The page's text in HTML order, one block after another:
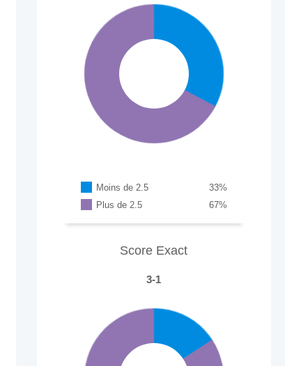
Moins de 2.5 %
33
Plus de 2.5
%
67
Score Exact
3-1